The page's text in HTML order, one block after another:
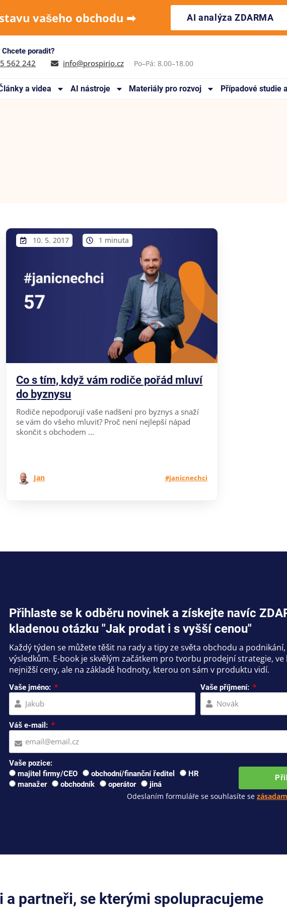
vašeho obchodu ➡︎ AI analýza ZDARMA
poradit?
562 242 info@prospirio.cz Po–Pá: 8.00–18.00
a videa AI nástroje Materiály pro rozvoj Případové studie
10. 5. 2017 1 minuta
Co s tím, když vám rodiče pořád mluví
do byznysu
Rodiče nepodporují vaše nadšení pro byznys a snaží
se vám do všeho mluvit? Proč není nejlepší nápad
skončit s obchodem ...
Jan #janicnechci
Přihlaste se k odběru novinek a získejte navíc
kladenou otázku "Jak prodat i s vyšší cenou"
Každý týden se můžete těšit na rady a tipy ze světa obchodu a
výsledkům. E-book je skvělým začátkem pro tvorbu prodejní strategie,
nejnižší ceny, ale na základě hodnoty, kterou on sám v produktu vidí.
Vaše jméno: Vaše příjmení:
Váš e-mail:
Vaše pozice:
majitel firmy/CEO
obchodní/finanční ředitel
HR
manažer
obchodník operátor jiná
Odeslaním formuláře se souhlasíte se
a partneři, se kterými spolupracujeme